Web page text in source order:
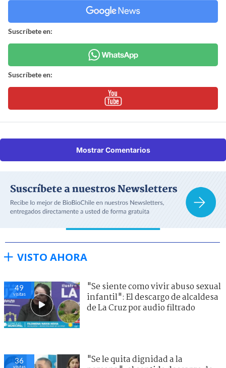
Suscríbete en:
Suscríbete en:
Mostrar Comentarios
VISTO AHORA
49
visitas
"Se siente como vivir abuso sexual
infantil": El descargo de alcaldesa
de La Cruz por audio filtrado
36
visitas
"Se le quita dignidad a la